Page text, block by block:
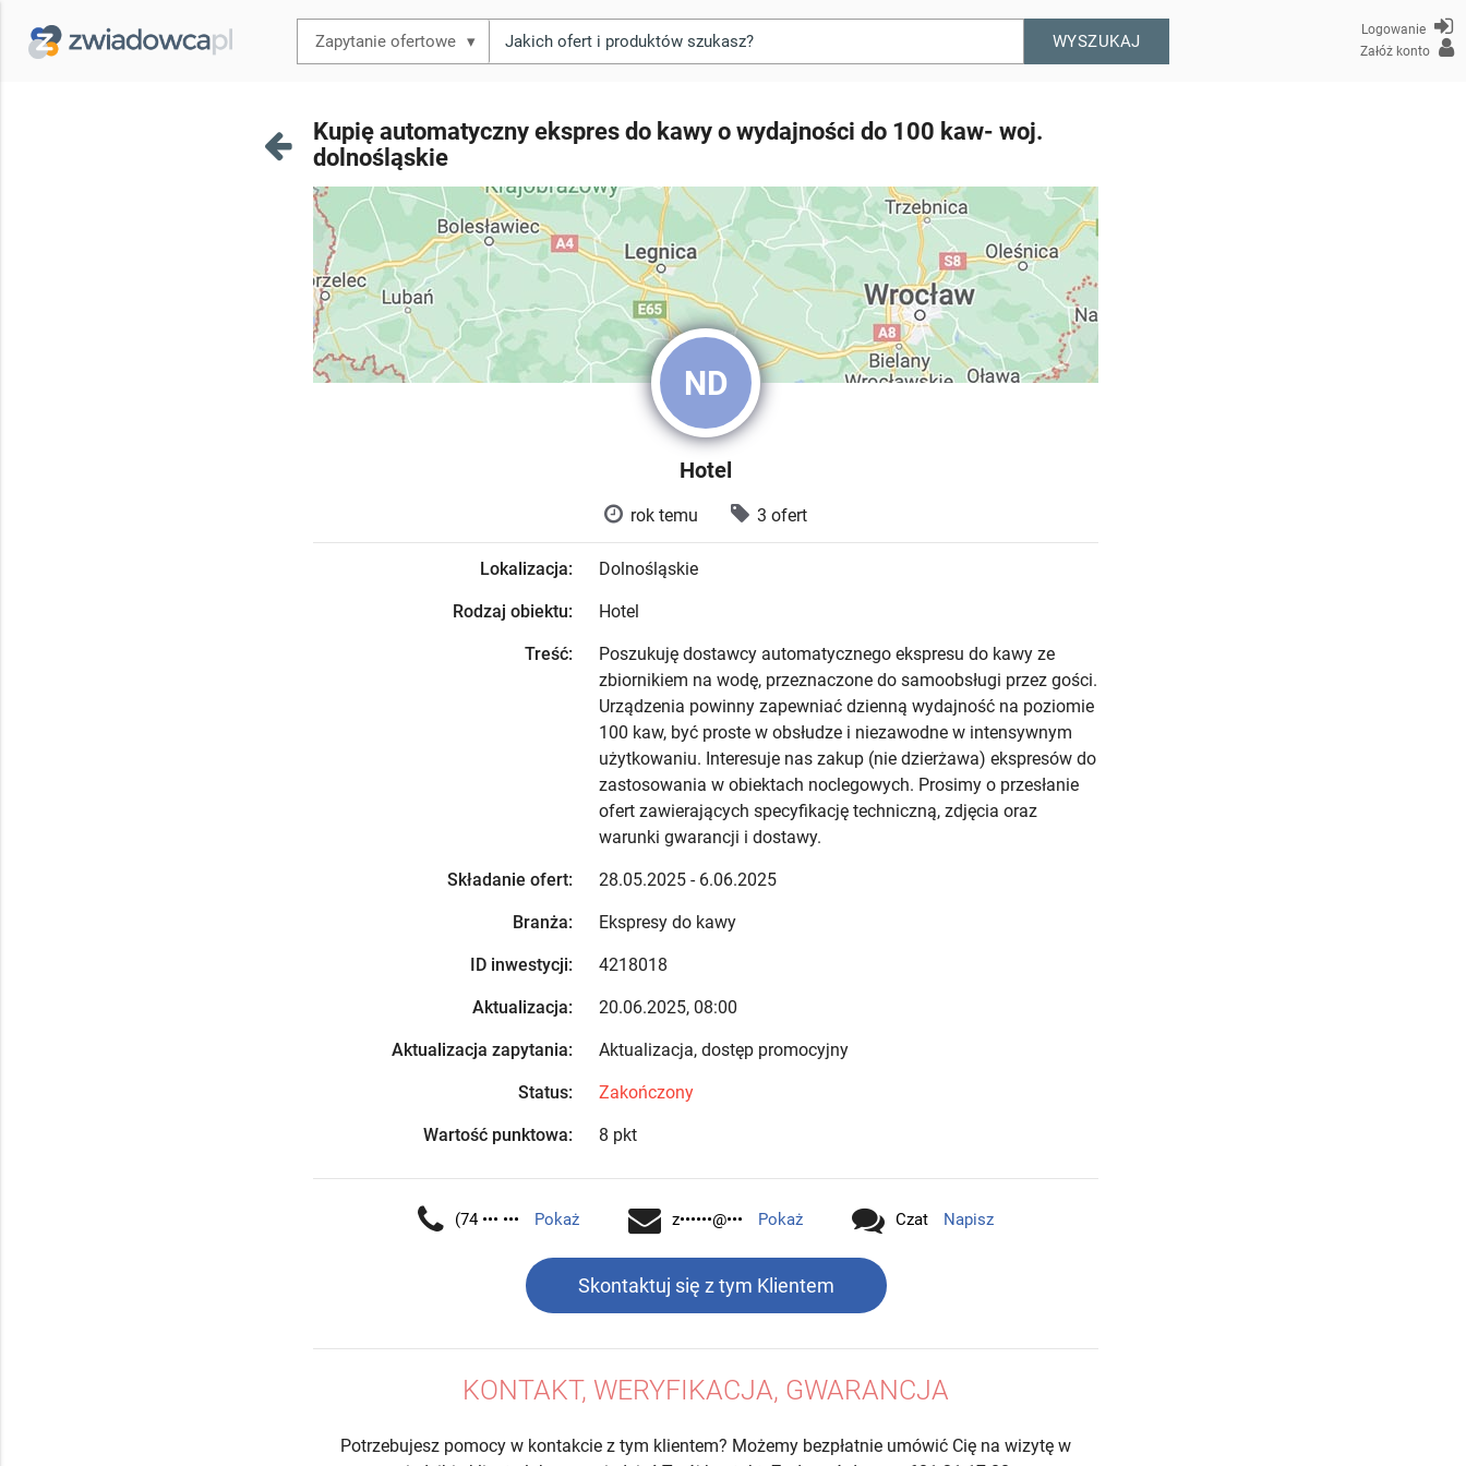
▾ WYSZUKAJ
Logowanie
Załóż konto
Kupię automatyczny ekspres do kawy o wydajności do 100 kaw- woj.
dolnośląskie
ND
Hotel
rok temu 3 ofert
Lokalizacja: Dolnośląskie
Rodzaj obiektu: Hotel
Treść:
Poszukuję dostawcy automatycznego ekspresu do kawy ze
zbiornikiem na wodę, przeznaczone do samoobsługi przez gości.
Urządzenia powinny zapewniać dzienną wydajność na poziomie
100 kaw, być proste w obsłudze i niezawodne w intensywnym
użytkowaniu. Interesuje nas zakup (nie dzierżawa) ekspresów do
zastosowania w obiektach noclegowych. Prosimy o przesłanie
ofert zawierających specyfikację techniczną, zdjęcia oraz
warunki gwarancji i dostawy.
Składanie ofert: 28.05.2025 - 6.06.2025
Branża: Ekspresy do kawy
ID inwestycji: 4218018
Aktualizacja: 20.06.2025, 08:00
Aktualizacja zapytania: Aktualizacja, dostęp promocyjny
Status: Zakończony
Wartość punktowa: 8 pkt
(74 ••• ••• Pokaż z••••••@••• Pokaż Czat Napisz
Skontaktuj się z tym Klientem
KONTAKT, WERYFIKACJA, GWARANCJA
Potrzebujesz pomocy w kontakcie z tym klientem? Możemy bezpłatnie umówić Cię na wizytę w